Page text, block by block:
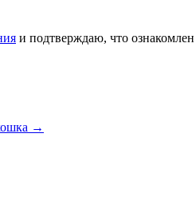
и подтверждаю, что ознакомлен
→